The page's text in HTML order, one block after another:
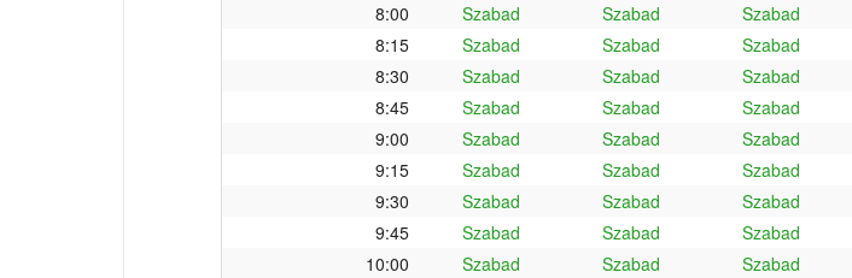
8:00
Szabad Szabad Szabad
8:15
Szabad Szabad Szabad
8:30
Szabad Szabad Szabad
8:45
Szabad Szabad Szabad
9:00
Szabad Szabad Szabad
9:15
Szabad Szabad Szabad
9:30
Szabad Szabad Szabad
9:45
Szabad Szabad Szabad
10:00
Szabad Szabad Szabad